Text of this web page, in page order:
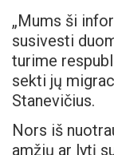
„Mums ši
susivesti
turime
sekti jų
Stanevičius.
Nors iš
amžių ar lytį